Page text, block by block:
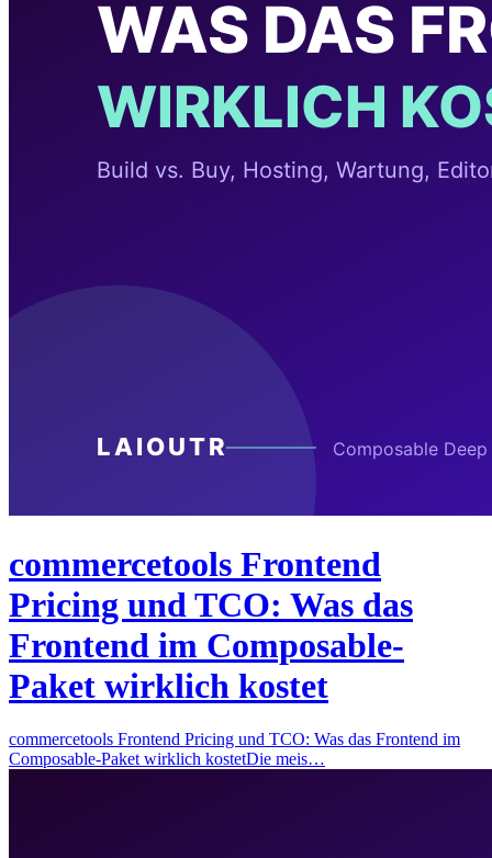
commercetools Frontend
Pricing und TCO: Was das
Frontend im Composable-
Paket wirklich kostet
commercetools Frontend Pricing und TCO: Was das Frontend im
Composable-Paket wirklich kostetDie meis…